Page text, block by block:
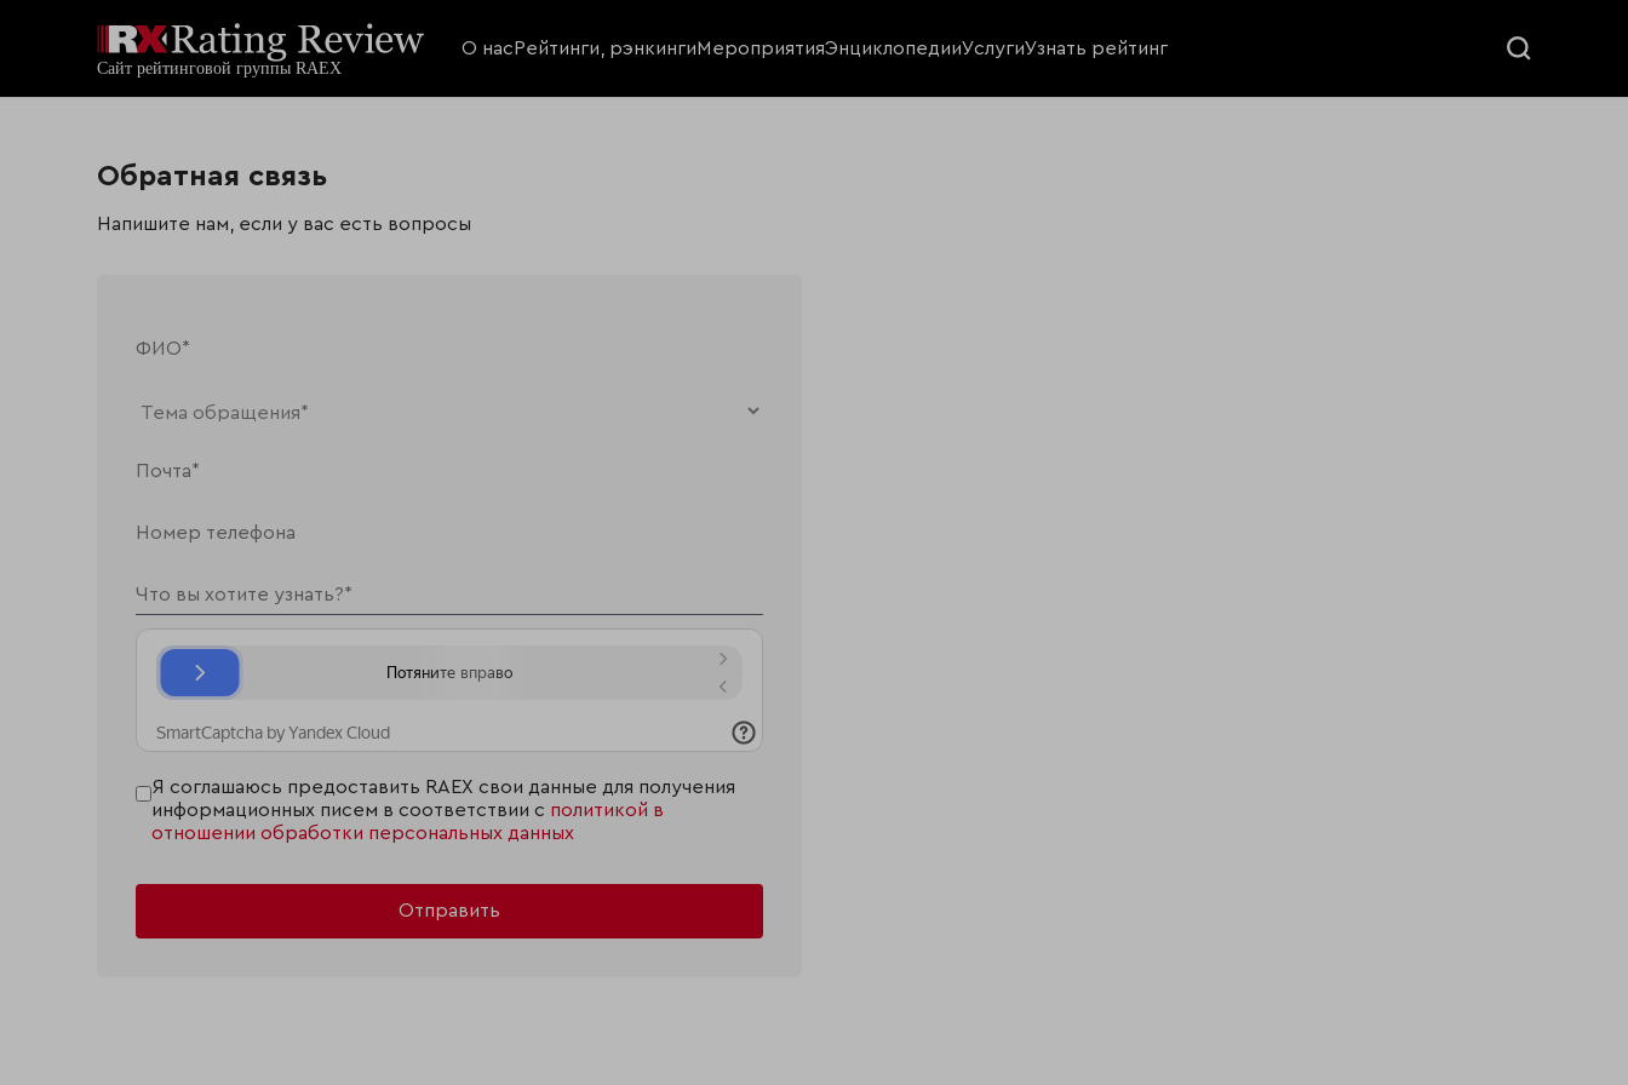
О нас Рейтинги, рэнкингиМероприятияЭнциклопедииУслугиУзнать рейтинг
Обратная связь
Напишите нам, если у вас есть вопросы
Я соглашаюсь предоставить RAEX свои данные для получения
информационных писем в соответствии с политикой в
отношении обработки персональных данных
Отправить